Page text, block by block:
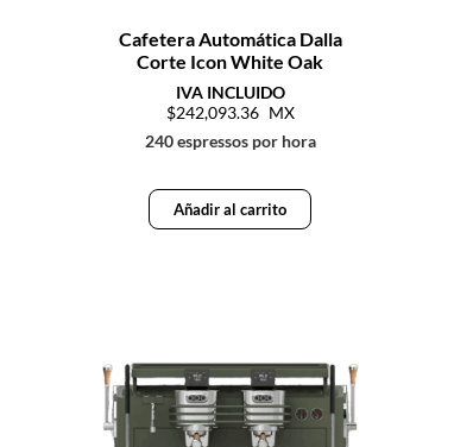
Cafetera Automática Dalla
Corte Icon White Oak
242,093.36
240 espressos por hora
Añadir al carrito